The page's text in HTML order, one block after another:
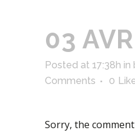
03 AVR
Posted at 17:38h in
Comments
0
Sorry, the